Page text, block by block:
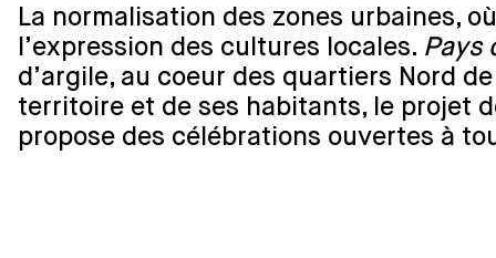
La normalisation des zones urbaines,
l’expression des cultures locales. Pays
d’argile, au coeur des quartiers Nord
territoire et de ses habitants, le projet
propose des célébrations ouvertes à